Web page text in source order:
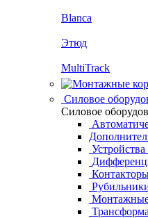
Blanca
Этюд
MultiTrack
Силовое
Силовое
Монтажные